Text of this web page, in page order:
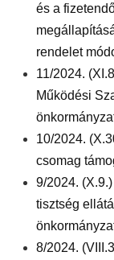
és a
rendelet
11/2024.
Működési
10/2024.
csomag
9/2024.
tisztség
8/2024.